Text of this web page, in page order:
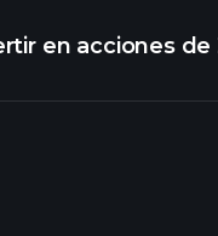
en acciones de